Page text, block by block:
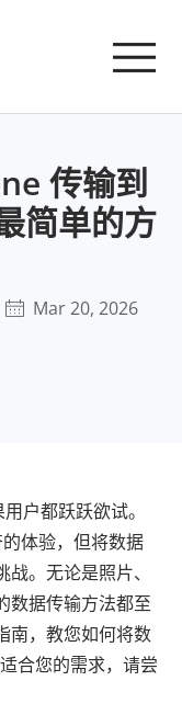
传输到
简单的方
Mar 20, 2026
户都跃跃欲试。
体验，但将数据
。无论是照片、
数据传输方法都至
南，教您如何将数
合您的需求，请尝